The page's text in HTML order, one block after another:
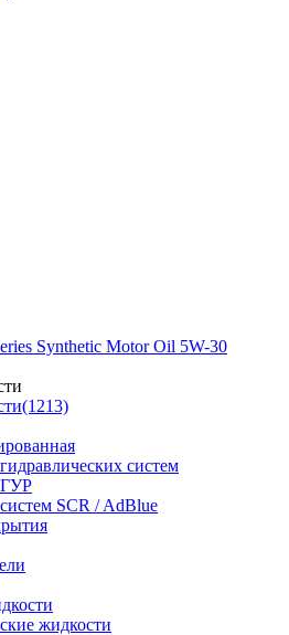
Synthetic Motor Oil 5W-30
(1213)
систем
ГУР
SCR / AdBlue
жидкости